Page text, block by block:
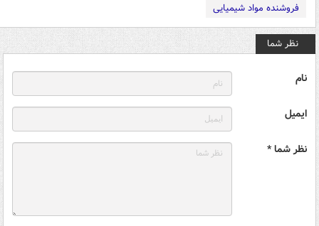
فروشنده مواد شیمیایی
نظر شما
نام
ایمیل
نظر شما *